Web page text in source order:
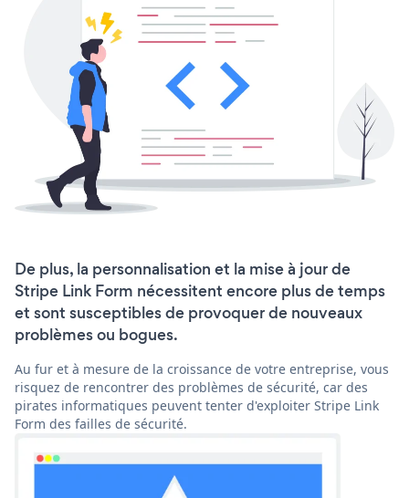
De plus, la personnalisation et la mise à jour de
Stripe Link Form nécessitent encore plus de temps
et sont susceptibles de provoquer de nouveaux
problèmes ou bogues.
Au fur et à mesure de la croissance de votre entreprise, vous
risquez de rencontrer des problèmes de sécurité, car des
pirates informatiques peuvent tenter d'exploiter Stripe Link
Form des failles de sécurité.